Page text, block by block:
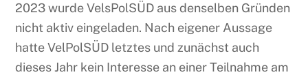
2023 wurde VelsPolSÜD aus denselben Gründen
nicht aktiv eingeladen. Nach eigener Aussage
hatte VelPolSÜD letztes und zunächst auch
dieses Jahr kein Interesse an einer Teilnahme am